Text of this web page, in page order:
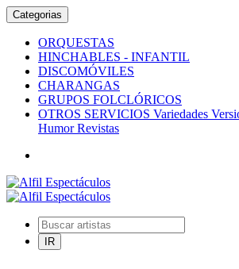
Categorias
ORQUESTAS
HINCHABLES - INFANTIL
DISCOMÓVILES
CHARANGAS
GRUPOS FOLCLÓRICOS
OTROS SERVICIOS Variedades
Humor Revistas